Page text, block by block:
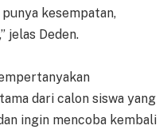
kesempatan,
jelas Deden.
dari calon siswa yang
ingin mencoba kembali